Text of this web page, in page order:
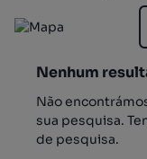
Nenhum
Não
sua pesquisa.
de pesquisa.